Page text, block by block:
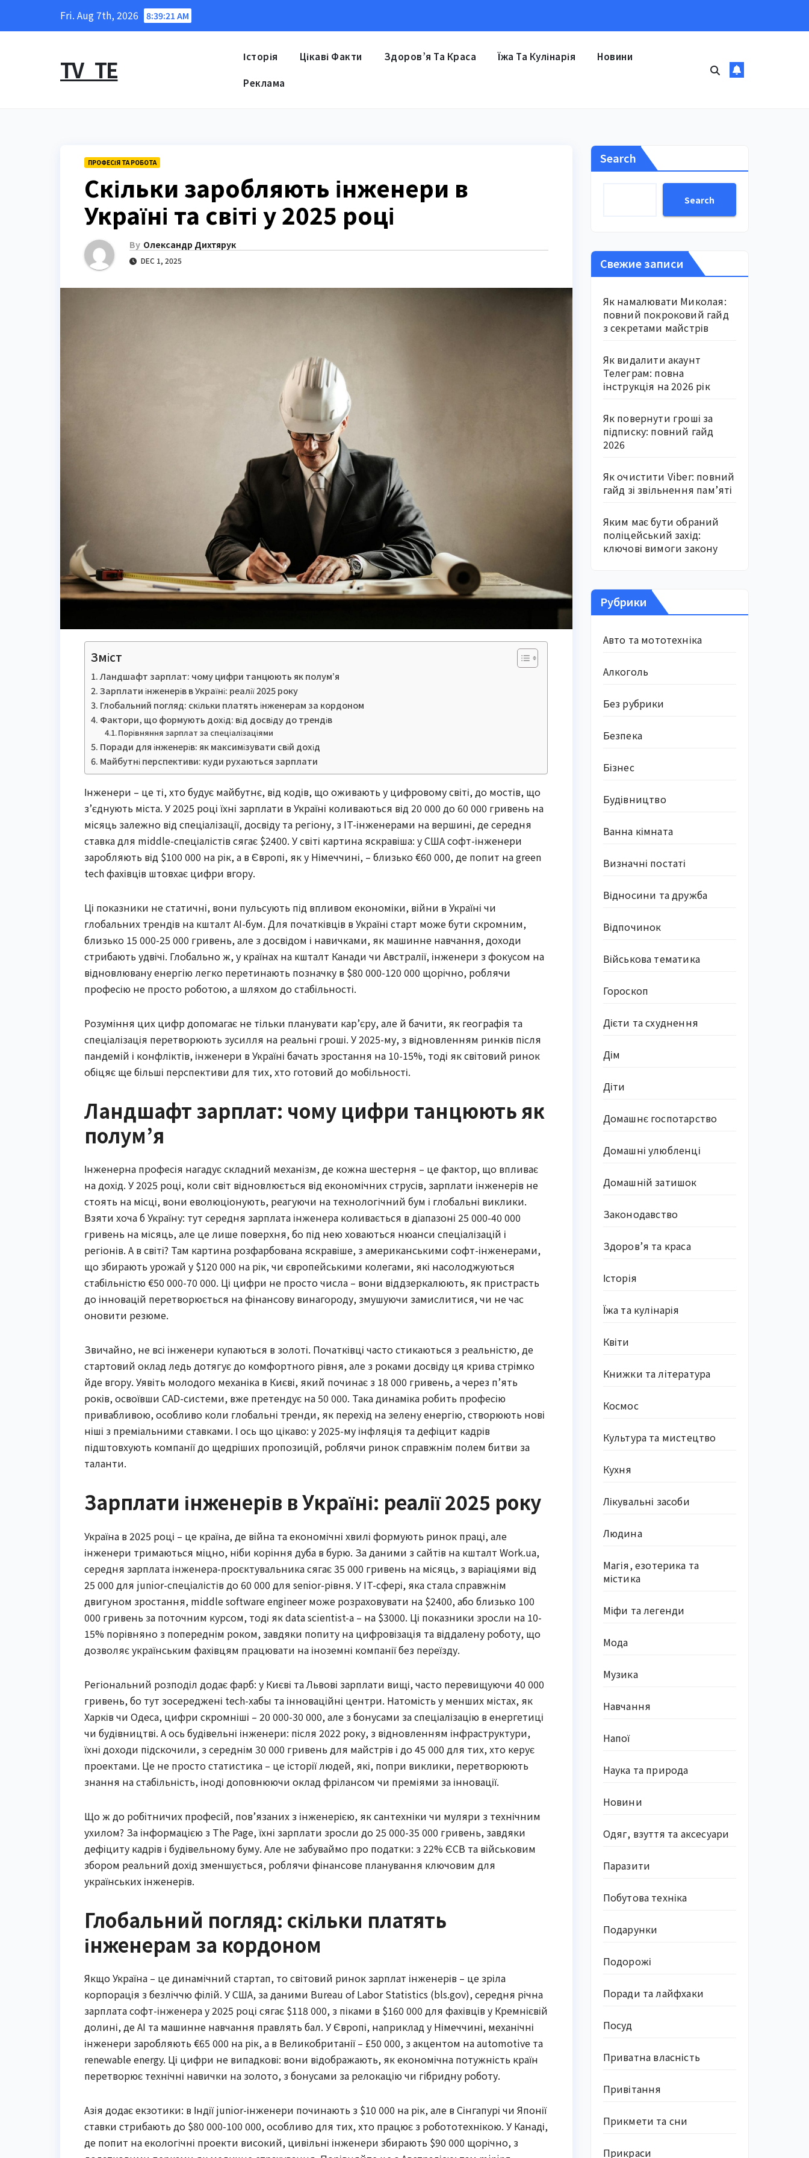
Fri. Aug 7th, 2026 8:39:22 AM
TV_TE Історія Цікаві Факти Здоров’я Та Краса Їжа Та Кулінарія Новини
Реклама
ПРОФЕСІЯ ТА РОБОТА
Скільки заробляють інженери в
Україні та світі у 2025 році
By Олександр Дихтярук
DEC 1, 2025
Зміст
Ландшафт зарплат: чому цифри танцюють як полум’я
Зарплати інженерів в Україні: реалії 2025 року
Глобальний погляд: скільки платять інженерам за кордоном
Фактори, що формують дохід: від досвіду до трендів
Порівняння зарплат за спеціалізаціями
Поради для інженерів: як максимізувати свій дохід
Майбутні перспективи: куди рухаються зарплати
Інженери – це ті, хто будує майбутнє, від кодів, що оживають у цифровому світі, до мостів, що
з’єднують міста. У 2025 році їхні зарплати в Україні коливаються від 20 000 до 60 000 гривень на
місяць залежно від спеціалізації, досвіду та регіону, з IT-інженерами на вершині, де середня
ставка для middle-спеціалістів сягає $2400. У світі картина яскравіша: у США софт-інженери
заробляють від $100 000 на рік, а в Європі, як у Німеччині, – близько €60 000, де попит на green
tech фахівців штовхає цифри вгору.
Ці показники не статичні, вони пульсують під впливом економіки, війни в Україні чи
глобальних трендів на кшталт AI-бум. Для початківців в Україні старт може бути скромним,
близько 15 000-25 000 гривень, але з досвідом і навичками, як машинне навчання, доходи
стрибають удвічі. Глобально ж, у країнах на кшталт Канади чи Австралії, інженери з фокусом на
відновлювану енергію легко перетинають позначку в $80 000-120 000 щорічно, роблячи
професію не просто роботою, а шляхом до стабільності.
Розуміння цих цифр допомагає не тільки планувати кар’єру, але й бачити, як географія та
спеціалізація перетворюють зусилля на реальні гроші. У 2025-му, з відновленням ринків після
пандемій і конфліктів, інженери в Україні бачать зростання на 10-15%, тоді як світовий ринок
обіцяє ще більші перспективи для тих, хто готовий до мобільності.
Ландшафт зарплат: чому цифри танцюють як
полум’я
Інженерна професія нагадує складний механізм, де кожна шестерня – це фактор, що впливає
на дохід. У 2025 році, коли світ відновлюється від економічних струсів, зарплати інженерів не
стоять на місці, вони еволюціонують, реагуючи на технологічний бум і глобальні виклики.
Взяти хоча б Україну: тут середня зарплата інженера коливається в діапазоні 25 000-40 000
гривень на місяць, але це лише поверхня, бо під нею ховаються нюанси спеціалізацій і
регіонів. А в світі? Там картина розфарбована яскравіше, з американськими софт-інженерами,
що збирають урожай у $120 000 на рік, чи європейськими колегами, які насолоджуються
стабільністю €50 000-70 000. Ці цифри не просто числа – вони віддзеркалюють, як пристрасть
до інновацій перетворюється на фінансову винагороду, змушуючи замислитися, чи не час
оновити резюме.
Звичайно, не всі інженери купаються в золоті. Початківці часто стикаються з реальністю, де
стартовий оклад ледь дотягує до комфортного рівня, але з роками досвіду ця крива стрімко
йде вгору. Уявіть молодого механіка в Києві, який починає з 18 000 гривень, а через п’ять
років, освоївши CAD-системи, вже претендує на 50 000. Така динаміка робить професію
привабливою, особливо коли глобальні тренди, як перехід на зелену енергію, створюють нові
ніші з преміальними ставками. І ось що цікаво: у 2025-му інфляція та дефіцит кадрів
підштовхують компанії до щедріших пропозицій, роблячи ринок справжнім полем битви за
таланти.
Зарплати інженерів в Україні: реалії 2025 року
Україна в 2025 році – це країна, де війна та економічні хвилі формують ринок праці, але
інженери тримаються міцно, ніби коріння дуба в бурю. За даними з сайтів на кшталт Work.ua,
середня зарплата інженера-проєктувальника сягає 35 000 гривень на місяць, з варіаціями від
25 000 для junior-спеціалістів до 60 000 для senior-рівня. У IT-сфері, яка стала справжнім
двигуном зростання, middle software engineer може розраховувати на $2400, або близько 100
000 гривень за поточним курсом, тоді як data scientist-а – на $3000. Ці показники зросли на 10-
15% порівняно з попереднім роком, завдяки попиту на цифровізація та віддалену роботу, що
дозволяє українським фахівцям працювати на іноземні компанії без переїзду.
Регіональний розподіл додає фарб: у Києві та Львові зарплати вищі, часто перевищуючи 40 000
гривень, бо тут зосереджені tech-хабы та інноваційні центри. Натомість у менших містах, як
Харків чи Одеса, цифри скромніші – 20 000-30 000, але з бонусами за спеціалізацію в енергетиці
чи будівництві. А ось будівельні інженери: після 2022 року, з відновленням інфраструктури,
їхні доходи підскочили, з середнім 30 000 гривень для майстрів і до 45 000 для тих, хто керує
проектами. Це не просто статистика – це історії людей, які, попри виклики, перетворюють
знання на стабільність, іноді доповнюючи оклад фрілансом чи преміями за інновації.
Що ж до робітничих професій, пов’язаних з інженерією, як сантехніки чи муляри з технічним
ухилом? За інформацією з The Page, їхні зарплати зросли до 25 000-35 000 гривень, завдяки
дефіциту кадрів і будівельному буму. Але не забуваймо про податки: з 22% ЄСВ та військовим
збором реальний дохід зменшується, роблячи фінансове планування ключовим для
українських інженерів.
Глобальний погляд: скільки платять
інженерам за кордоном
Якщо Україна – це динамічний стартап, то світовий ринок зарплат інженерів – це зріла
корпорація з безліччю філій. У США, за даними Bureau of Labor Statistics (bls.gov), середня річна
зарплата софт-інженера у 2025 році сягає $118 000, з піками в $160 000 для фахівців у Кремнієвій
долині, де AI та машинне навчання правлять бал. У Європі, наприклад у Німеччині, механічні
інженери заробляють €65 000 на рік, а в Великобританії – £50 000, з акцентом на automotive та
renewable energy. Ці цифри не випадкові: вони відображають, як економічна потужність країн
перетворює технічні навички на золото, з бонусами за релокацію чи гібридну роботу.
Азія додає екзотики: в Індії junior-інженери починають з $10 000 на рік, але в Сінгапурі чи Японії
ставки стрибають до $80 000-100 000, особливо для тих, хто працює з робототехнікою. У Канаді,
де попит на екологічні проекти високий, цивільні інженери збирають $90 000 щорічно, з
Search
Search
Свежие записи
Як намалювати Миколая:
повний покроковий гайд
з секретами майстрів
Як видалити акаунт
Телеграм: повна
інструкція на 2026 рік
Як повернути гроші за
підписку: повний гайд
2026
Як очистити Viber: повний
гайд зі звільнення пам’яті
Яким має бути обраний
поліцейський захід:
ключові вимоги закону
Рубрики
Авто та мототехніка
Алкоголь
Без рубрики
Безпека
Бізнес
Будівництво
Ванна кімната
Визначні постаті
Відносини та дружба
Відпочинок
Військова тематика
Гороскоп
Дієти та схуднення
Дім
Діти
Домашнє госпотарство
Домашні улюбленці
Домашній затишок
Законодавство
Здоров’я та краса
Історія
Їжа та кулінарія
Квіти
Книжки та література
Космос
Культура та мистецтво
Кухня
Лікувальні засоби
Людина
Магія, езотерика та
містика
Міфи та легенди
Мода
Музика
Навчання
Напої
Наука та природа
Новини
Одяг, взуття та аксесуари
Паразити
Побутова техніка
Подарунки
Подорожі
Поради та лайфхаки
Посуд
Приватна власність
Привітання
Прикмети та сни
Прикраси